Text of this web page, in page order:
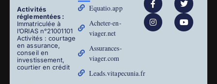
Activités
réglementées :
Immatriculée à
l’ORIAS n°21001101
Activités : courtage
en assurance,
conseil en
investissement,
courtier en crédit
Equatio.app
Acheter-en-
viager.net
Assurances-
viager.com
Leads.vitapecunia.fr